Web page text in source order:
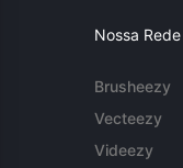
Nossa Rede
Brusheezy
Vecteezy
Videezy